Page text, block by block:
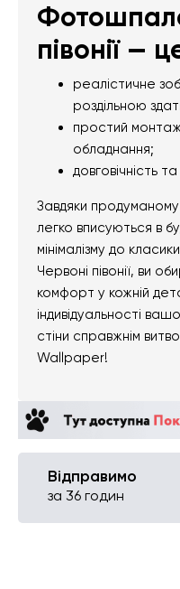
півонії —
реалістичне
роздільною
простий
обладнання;
довговічність
Завдяки
легко вписуються в
мінімалізму до
Червоні півонії, ви
комфорт у кожній
індивідуальності
стіни справжнім
Wallpaper!
Відправимо
за 36 годин